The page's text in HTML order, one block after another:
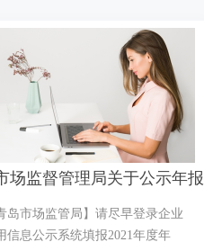
场监督管理局关于公示年报
岛市场监管局】请尽早登录企业
信息公示系统填报2021年度年